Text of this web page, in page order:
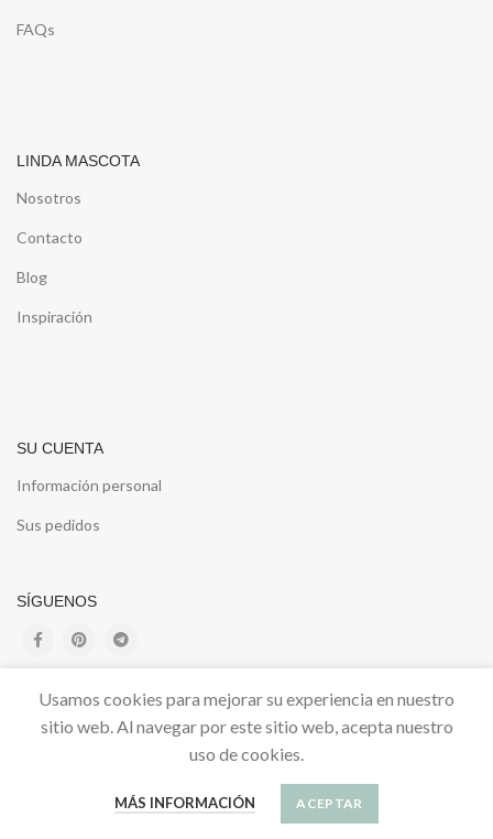
FAQs
LINDA MASCOTA
Nosotros
Contacto
Blog
Inspiración
SU CUENTA
Información personal
Sus pedidos
SÍGUENOS
Infórmate de todas las novedades, e inspírate con las nuevas
Usamos cookies para mejorar su experiencia en nuestro
sitio web. Al navegar por este sitio web, acepta nuestro
uso de cookies.
MÁS INFORMACIÓN ACEPTAR